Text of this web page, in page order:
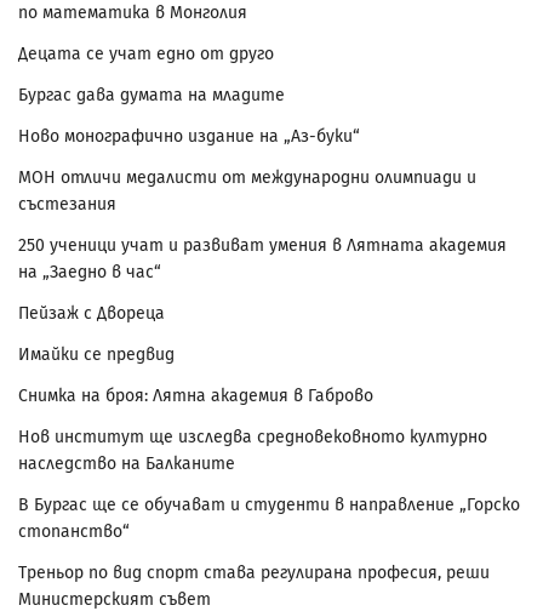
по математика в Монголия
Децата се учат едно от друго
Бургас дава думата на младите
Ново монографично издание на „Аз-буки“
МОН отличи медалисти от международни олимпиади и
състезания
250 ученици учат и развиват умения в Лятната академия
на „Заедно в час“
Пейзаж с Двореца
Имайки се предвид
Снимка на броя: Лятна академия в Габрово
Нов институт ще изследва средновековното културно
наследство на Балканите
В Бургас ще се обучават и студенти в направление „Горско
стопанство“
Треньор по вид спорт става регулирана професия, реши
Министерският съвет